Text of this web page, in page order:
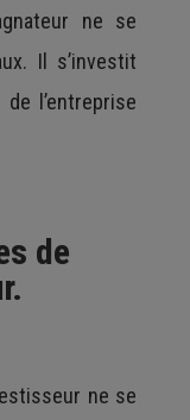
ne se
Il s’investit
de l’entreprise
de
ne se